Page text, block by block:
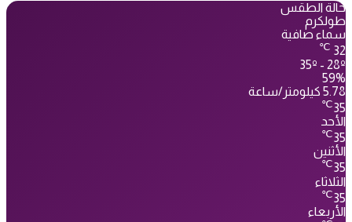
حالة الطقس
طولكرم
سماء صافية
32
℃
35º - 28º
59%
5.78 كيلومتر/ساعة
35
℃
الأحد
35
℃
الأثنين
35
℃
الثلاثاء
35
℃
الأربعاء